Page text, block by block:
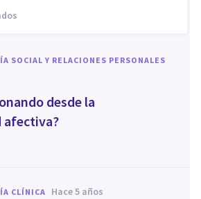
SOCIAL Y RELACIONES PERSONALES
desde la
afectiva?
CLÍNICA hace 5 años